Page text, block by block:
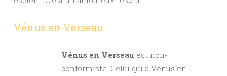
Vénus en Verseau
Vénus en Verseau est non-
conformiste. Celui qui a Vénus en